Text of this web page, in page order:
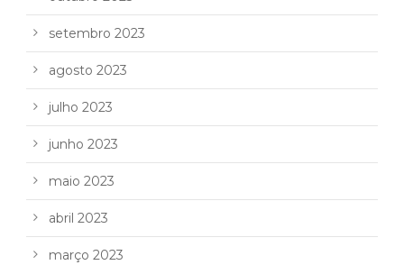
setembro 2023
agosto 2023
julho 2023
junho 2023
maio 2023
abril 2023
março 2023